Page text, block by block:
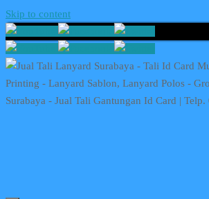
Skip to content